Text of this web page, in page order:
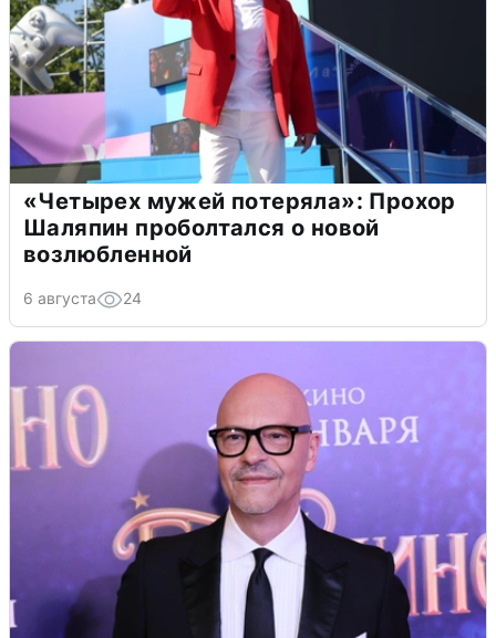
«Четырех мужей потеряла»: Прохор
Шаляпин проболтался о новой
возлюбленной
6 августа 24